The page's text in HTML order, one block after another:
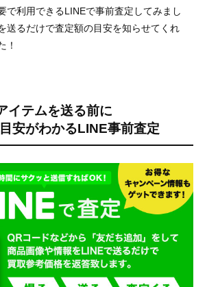
で利用できるLINEで事前査定してみまし
送るだけで査定額の目安を知らせてくれ
！
イテムを送る前に
安がわかるLINE事前査定